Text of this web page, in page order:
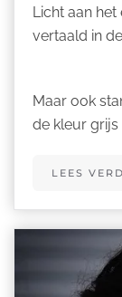
Licht aan
vertaald in
Maar ook
de kleur grijs
LEES